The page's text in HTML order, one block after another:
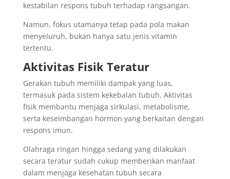
kestabilan respons tubuh terhadap rangsangan.
Namun, fokus utamanya tetap pada pola makan
menyeluruh, bukan hanya satu jenis vitamin
tertentu.
Aktivitas Fisik Teratur
Gerakan tubuh memiliki dampak yang luas,
termasuk pada sistem kekebalan tubuh. Aktivitas
fisik membantu menjaga sirkulasi, metabolisme,
serta keseimbangan hormon yang berkaitan dengan
respons imun.
Olahraga ringan hingga sedang yang dilakukan
secara teratur sudah cukup memberikan manfaat
dalam menjaga kesehatan tubuh secara